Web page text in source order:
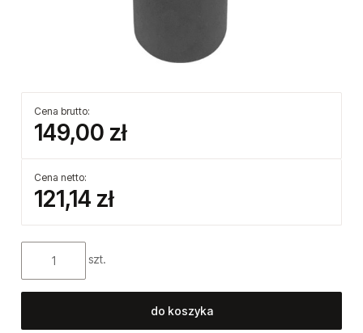
Cena brutto:
149,00 zł
Cena netto:
121,14 zł
szt.
do koszyka